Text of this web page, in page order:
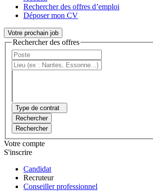
Rechercher des offres d’emploi
Déposer mon CV
Votre prochain job
Rechercher des offres
Type de contrat
Rechercher
Rechercher
Votre compte
S'inscrire
Candidat
Recruteur
Conseiller professionnel